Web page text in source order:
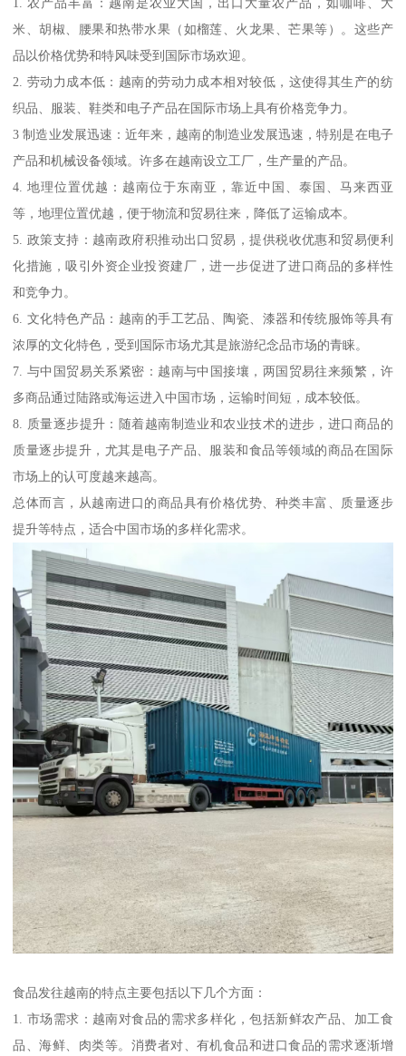
米、胡椒、腰果和热带水果（如榴莲、火龙果、芒果等）。这些产
品以价格优势和特风味受到国际市场欢迎。
2. 劳动力成本低：越南的劳动力成本相对较低，这使得其生产的纺
织品、服装、鞋类和电子产品在国际市场上具有价格竞争力。
3 制造业发展迅速：近年来，越南的制造业发展迅速，特别是在电子
产品和机械设备领域。许多在越南设立工厂，生产量的产品。
4. 地理位置优越：越南位于东南亚，靠近中国、泰国、马来西亚
等，地理位置优越，便于物流和贸易往来，降低了运输成本。
5. 政策支持：越南政府积推动出口贸易，提供税收优惠和贸易便利
化措施，吸引外资企业投资建厂，进一步促进了进口商品的多样性
和竞争力。
6. 文化特色产品：越南的手工艺品、陶瓷、漆器和传统服饰等具有
浓厚的文化特色，受到国际市场尤其是旅游纪念品市场的青睐。
7. 与中国贸易关系紧密：越南与中国接壤，两国贸易往来频繁，许
多商品通过陆路或海运进入中国市场，运输时间短，成本较低。
8. 质量逐步提升：随着越南制造业和农业技术的进步，进口商品的
质量逐步提升，尤其是电子产品、服装和食品等领域的商品在国际
市场上的认可度越来越高。
总体而言，从越南进口的商品具有价格优势、种类丰富、质量逐步
提升等特点，适合中国市场的多样化需求。
食品发往越南的特点主要包括以下几个方面：
1. 市场需求：越南对食品的需求多样化，包括新鲜农产品、加工食
品、海鲜、肉类等。消费者对、有机食品和进口食品的需求逐渐增